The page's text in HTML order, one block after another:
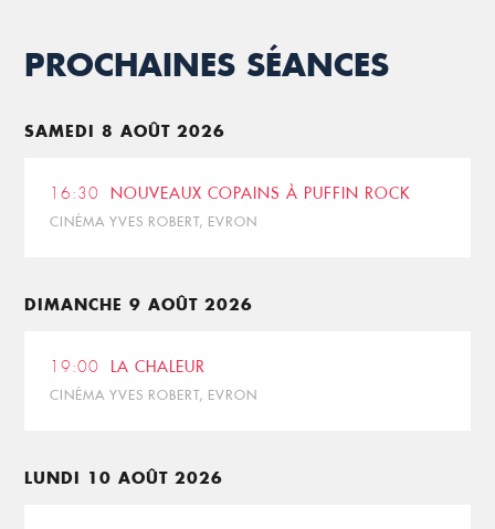
PROCHAINES SÉANCES
SAMEDI 8 AOÛT 2026
16:30 NOUVEAUX COPAINS À PUFFIN ROCK
CINÉMA YVES ROBERT, EVRON
DIMANCHE 9 AOÛT 2026
19:00 LA CHALEUR
CINÉMA YVES ROBERT, EVRON
LUNDI 10 AOÛT 2026